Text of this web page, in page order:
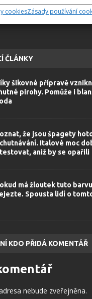
cookiesZásady používání
ČLÁNKY
šikovné přípravě
pirohy. Pomůže i
že jsou špagety
Italové moc
aniž by se opařili
má žloutek tuto
Spousta lidí o
KDO PŘIDÁ KOMENTÁŘ
nebude zveřejněna.